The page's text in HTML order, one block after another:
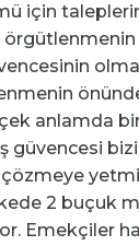
için
anlamda
güvencesi
çözmeye
2 buçuk
Emekçiler